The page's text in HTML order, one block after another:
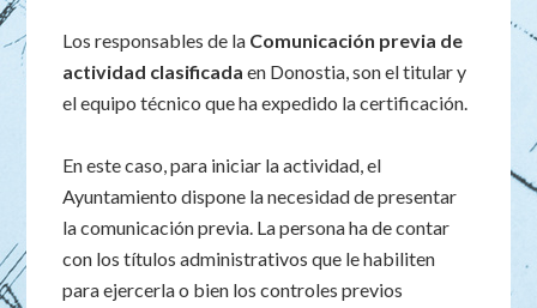
Los responsables de la Comunicación previa de
actividad clasificada en Donostia, son el titular y
el equipo técnico que ha expedido la certificación.
En este caso, para iniciar la actividad, el
Ayuntamiento dispone la necesidad de presentar
la comunicación previa. La persona ha de contar
con los títulos administrativos que le habiliten
para ejercerla o bien los controles previos